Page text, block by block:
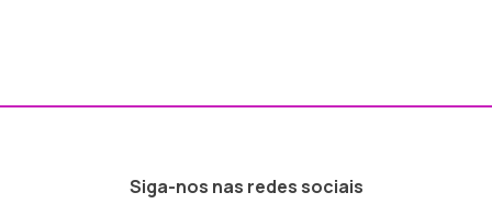
Siga-nos nas redes sociais